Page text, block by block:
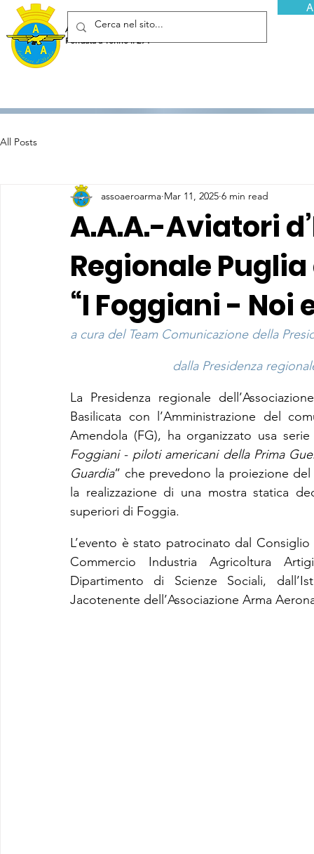
Associazione Arma Aeronautica - Aviatori d'Italia ETS
Fondata a Torino il 29 febbraio 1952
All Posts
A.A.A.-Aviatori
Regionale
“I Foggiani - Noi
assoaeroarma Mar 11, 2025 6 min read
a cura del Team Comunicazione della
dalla Presidenza
La Presidenza regionale
Basilicata con l’Amministrazione del
Amendola (FG), ha organizzato usa
Foggiani - piloti americani della Prima
Guardia” che prevedono la proiezione
la realizzazione di una mostra statica
superiori di Foggia.
L’evento è stato patrocinato dal
Commercio Industria Agricoltura
Dipartimento di Scienze Sociali,
Jacotenente dell’Associazione Arma